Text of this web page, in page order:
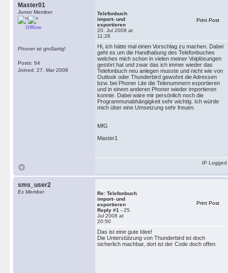
Master01
Junior Member
Offline
Phoner ist großartig!
Posts: 64
Joined: 27. Mar 2008
Telefonbuch
import- und
exportieren
20. Jul 2008 at
11:28
Print Post
Hi, ich hätte mal einen Vorschlag zu machen. Dabei
geht es um die Handhabung des Telefonbuches
welches mich schon in vielen meiner Voiplösungen
gestört hat und zwar das ich immer wieder das
Telefonbuch neu anlegen musste und nicht wie von
Outlook oder Thunderbird gewohnt die Adressen
bzw. bei Phoner Lite die Telenummern exportieren
und in einem anderen Phoner wieder importieren
konnte. Dabei wäre mir persönlich noch die
Programmunabhängigkeit sehr wichtig. Ich würde
mich über eine Umsetzung sehr freuen.
MfG
Master1
IP Logged
sms_user2
Ex Member
Re: Telefonbuch
import- und
exportieren
Reply #1 - 25.
Jul 2008 at
20:50
Print Post
Das ist eine gute Idee!
Die Unterstützung von Thunderbird ist doch
sicherlich machbar, dort ist der Code doch offen.